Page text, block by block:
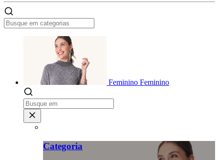
Feminino Feminino
Categoria